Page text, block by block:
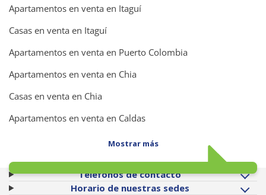
Apartamentos en venta en Itaguí
Casas en venta en Itaguí
Apartamentos en venta en Puerto Colombia
Apartamentos en venta en Chia
Casas en venta en Chia
Apartamentos en venta en Caldas
Mostrar más
Teléfonos de contacto
Horario de nuestras sedes